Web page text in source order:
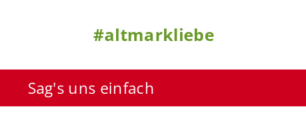
#altmarkliebe
Sag's uns einfach